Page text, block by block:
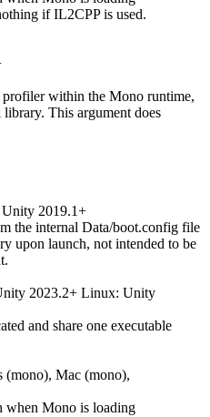
if IL2CPP is used.
within the Mono runtime,
This argument does
2019.1+
the internal Data/boot.config file
upon launch, not intended to be
2023.2+ Linux: Unity
and share one executable
Mac (mono),
when Mono is loading